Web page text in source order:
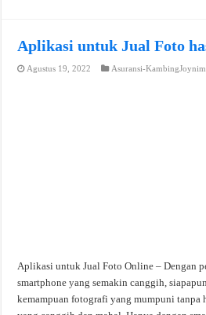
Aplikasi untuk Jual Foto
Agustus 19, 2022 Asuransi-KambingJoynim
Aplikasi untuk Jual Foto Online – Dengan
smartphone yang semakin canggih,
kemampuan fotografi yang mumpuni tanpa